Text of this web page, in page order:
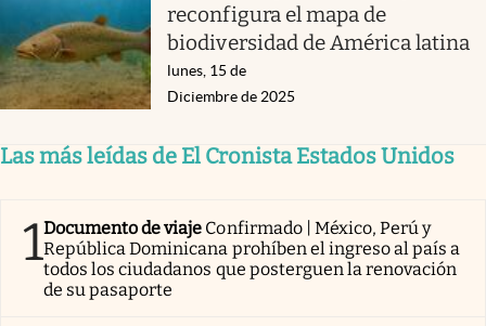
reconfigura el mapa de
biodiversidad de América latina
lunes, 15 de
Diciembre de 2025
Las más leídas de El Cronista Estados Unidos
1Documento de viaje Confirmado | México, Perú y
República Dominicana prohíben el ingreso al país a
todos los ciudadanos que posterguen la renovación
de su pasaporte